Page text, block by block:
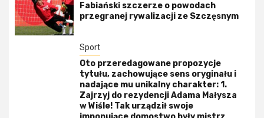
Fabiański szczerze o powodach
przegranej rywalizacji ze Szczęsnym
Sport
Oto przeredagowane propozycje
tytułu, zachowujące sens oryginału i
nadające mu unikalny charakter: 1.
Zajrzyj do rezydencji Adama Małysza
w Wiśle! Tak urządził swoje